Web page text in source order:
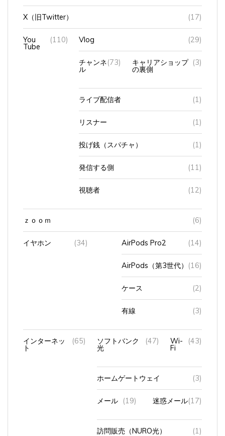
X（旧Twitter） (17)
You
Tube
(110) Vlog (29)
チャンネ
ル
(73) キャリアショップ
の裏側
(3)
ライブ配信者 (1)
リスナー (1)
投げ銭（スパチャ） (1)
発信する側 (11)
視聴者 (12)
ｚｏｏｍ (6)
イヤホン (34) AirPods Pro2 (14)
AirPods（第3世代） (16)
ケース (2)
有線 (3)
インターネッ
ト
(65) ソフトバンク
光
(47) Wi-
Fi
(43)
ホームゲートウェイ (3)
メール (19) 迷惑メール(17)
訪問販売（NURO光） (1)